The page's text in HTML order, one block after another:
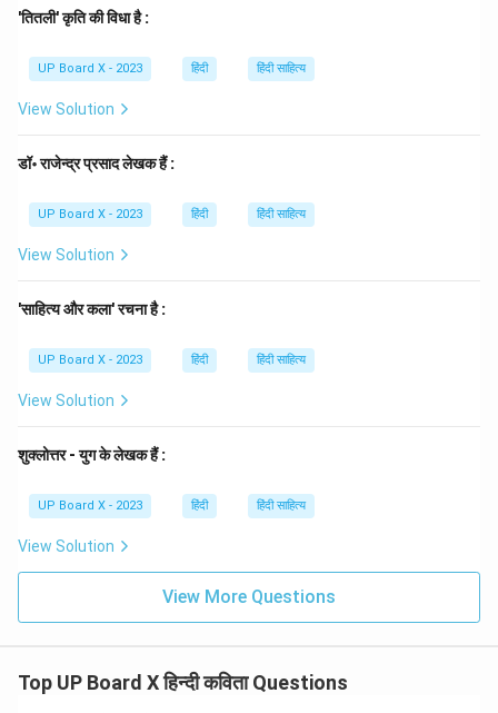
तार सप्तक- 1943
तीसरा सप्तक - 1959
चौथा सप्तक- 1979
Step 4: Final Answer:
'तितली' कृति की विधा है :
UP Board X - 2023 हिंदी हिंदी साहित्य
View Solution
डॉ॰ राजेन्द्र प्रसाद लेखक हैं :
UP Board X - 2023 हिंदी हिंदी साहित्य
View Solution
'साहित्य और कला' रचना है :
UP Board X - 2023 हिंदी हिंदी साहित्य
View Solution
शुक्लोत्तर - युग के लेखक हैं :
UP Board X - 2023 हिंदी हिंदी साहित्य
View Solution
View More Questions
Top UP Board X हिन्दी कविता Questions